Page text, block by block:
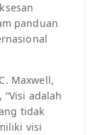
panduan
Maxwell,
adalah
tidak
visi